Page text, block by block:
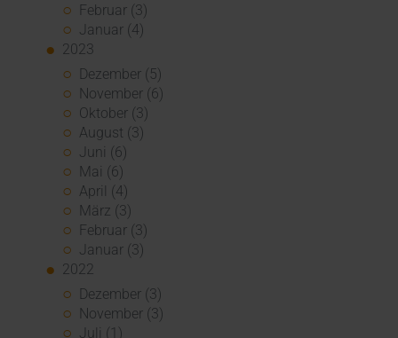
Februar (3)
Januar (4)
2023
Dezember (5)
November (6)
Oktober (3)
August (3)
Juni (6)
Mai (6)
April (4)
März (3)
Februar (3)
Januar (3)
2022
Dezember (3)
November (3)
Juli (1)